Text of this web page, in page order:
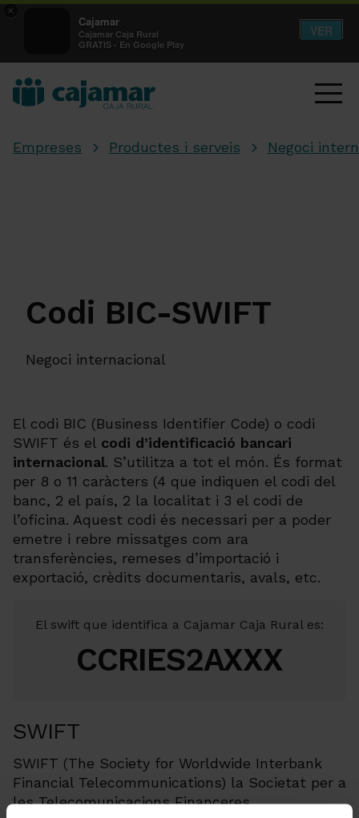
×
Cajamar
Cajamar Caja Rural
GRATIS - En Google Play
VER
Empreses Productes i serveis Negoci
Codi BIC-SWIFT
Negoci internacional
El codi BIC (Business Identifier Code) o codi
SWIFT és el codi d’identificació bancari
internacional. S’utilitza a tot el món. És format
per 8 o 11 caràcters (4 que indiquen el codi del
banc, 2 el país, 2 la localitat i 3 el codi de
l’oficina. Aquest codi és necessari per a poder
emetre i rebre missatges com ara
transferències, remeses d’importació i
exportació, crèdits documentaris, avals, etc.
El swift que identifica a Cajamar Caja Rural es:
CCRIES2AXXX
SWIFT
SWIFT (The Society for Worldwide Interbank
Financial Telecommunications) la Societat per a
les Telecomunicacions Financeres